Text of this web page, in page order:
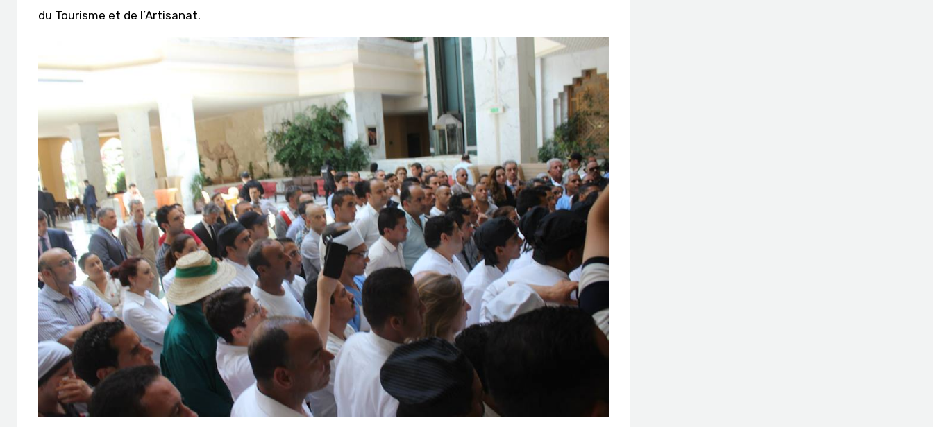
du Tourisme et de l’Artisanat.